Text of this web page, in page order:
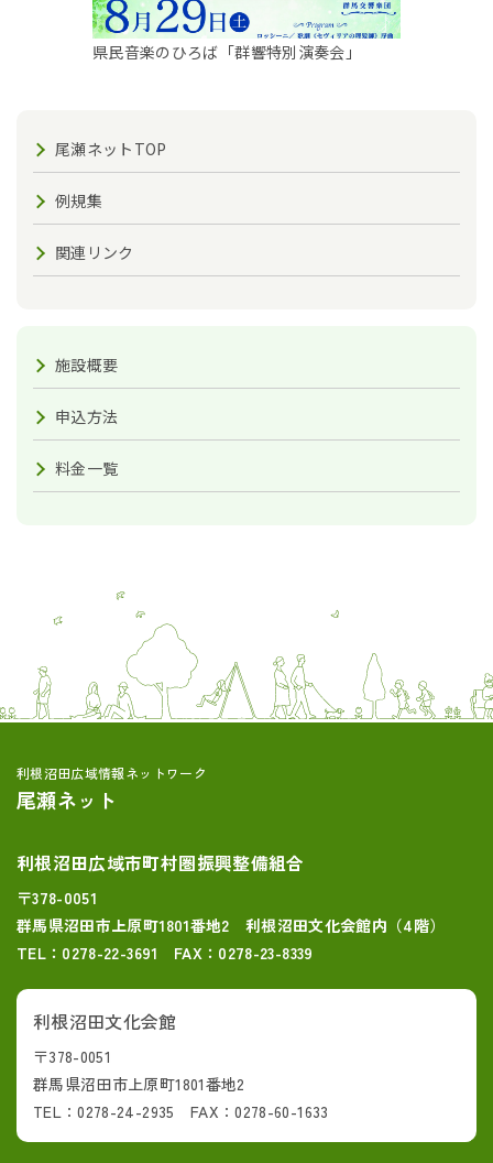
県民音楽のひろば「群響特別演奏会」
尾瀬ネットTOP
例規集
関連リンク
施設概要
申込方法
料金一覧
利根沼田広域情報ネットワーク
尾瀬ネット
利根沼田広域市町村圏振興整備組合
〒378-0051
群馬県沼田市上原町1801番地2 利根沼田文化会館内（4階）
TEL：0278-22-3691 FAX：0278-23-8339
利根沼田文化会館
〒378-0051
群馬県沼田市上原町1801番地2
TEL：0278-24-2935 FAX：0278-60-1633